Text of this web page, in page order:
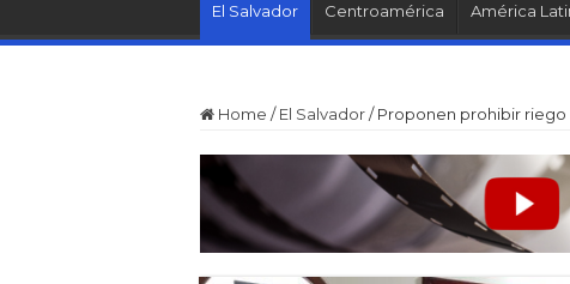
El Salvador Centroamérica América
Home / El Salvador/ Proponen prohibir